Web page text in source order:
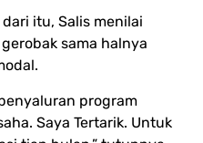
itu, Salis menilai
sama halnya
program
Saya Tertarik. Untuk